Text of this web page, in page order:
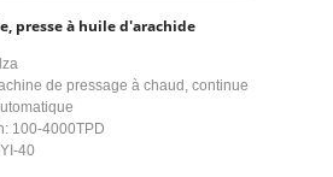
presse à huile d'arachide
de pressage à chaud, continue
100-4000TPD
40